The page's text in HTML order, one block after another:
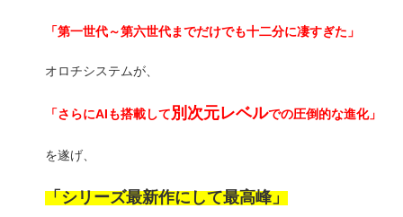
「第一世代～第六世代までだけでも十二分に凄すぎた」
オロチシステムが、
「さらにAIも搭載して別次元レベルでの圧倒的な進化」
を遂げ、
「シリーズ最新作にして最高峰」